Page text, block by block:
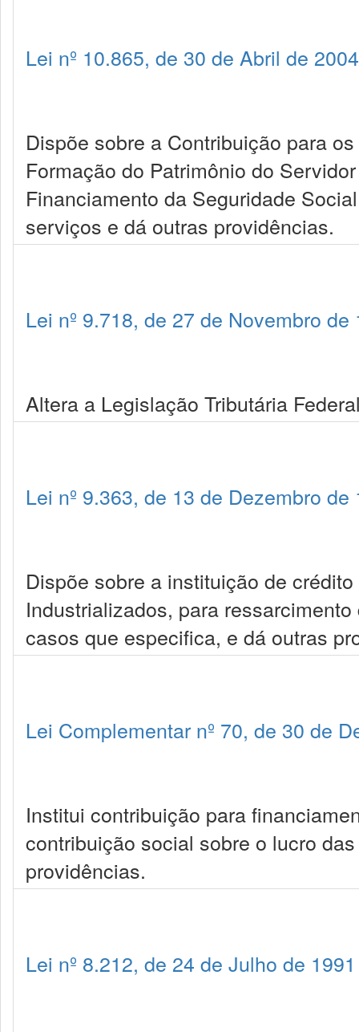
Lei nº 10.865, de 30 de Abril de 2004
Dispõe sobre a Contribuição para
Formação do Patrimônio do
Financiamento da Seguridade
serviços e dá outras providências.
Lei nº 9.718, de 27 de Novembro de
Altera a Legislação Tributária
Lei nº 9.363, de 13 de Dezembro de
Dispõe sobre a instituição de
Industrializados, para
casos que especifica, e dá outras
Lei Complementar nº 70, de 30 de
Institui contribuição para
contribuição social sobre o lucro
providências.
Lei nº 8.212, de 24 de Julho de 1991